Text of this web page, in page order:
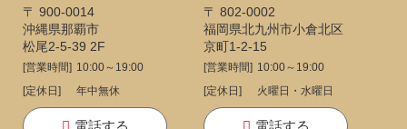
〒 900-0014
沖縄県那覇市
松尾2-5-39 2F
[営業時間] 10:00～19:00
[定休日]
年中無休
〒 802-0002
福岡県北九州市小倉北区
京町1-2-15
[営業時間] 10:00～19:00
[定休日]
火曜日・水曜日